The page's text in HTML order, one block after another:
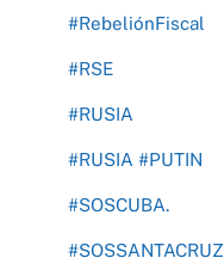
#RebeliónFiscal
#RSE
#RUSIA
#RUSIA #PUTIN
#SOSCUBA.
#SOSSANTACRUZ